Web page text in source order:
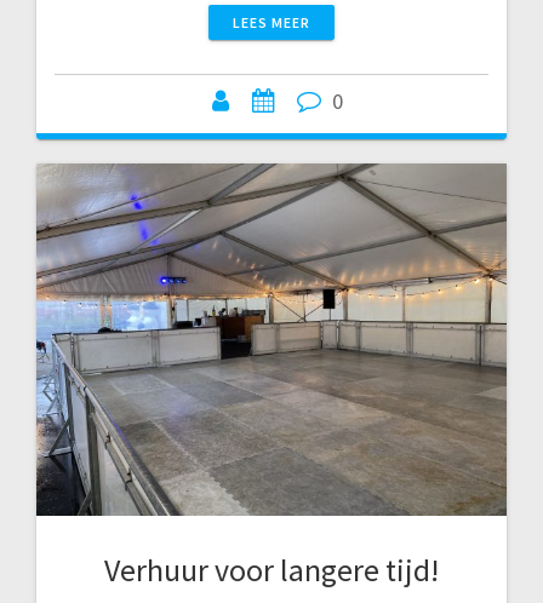
LEES MEER
0
Verhuur voor langere tijd!